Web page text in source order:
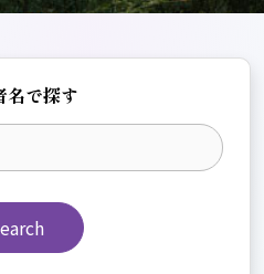
名で探す